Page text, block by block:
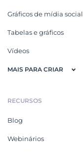
Gráficos de mídia social
Tabelas e gráficos
Vídeos
MAIS PARA CRIAR
RECURSOS
Blog
Webinários